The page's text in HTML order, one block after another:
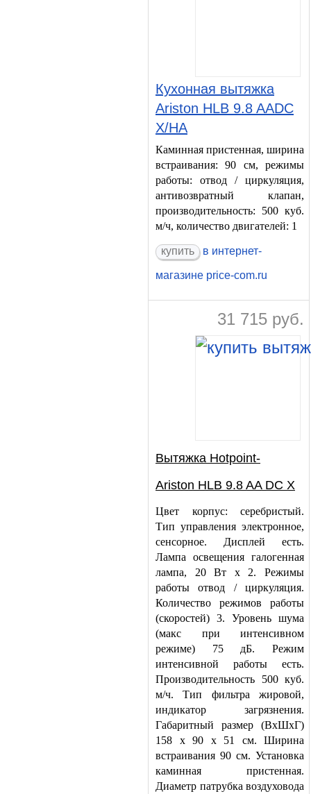
Кухонная вытяжка
Ariston HLB 9.8 AADC
X/HA
Каминная пристенная, ширина
встраивания: 90 см, режимы
работы: отвод / циркуляция,
антивозвратный клапан,
производительность: 500 куб.
м/ч, количество двигателей: 1
в интернет-
магазине price-com.ru
31 715 руб.
Вытяжка Hotpoint-
Ariston HLB 9.8 AA DC X
Цвет корпус: серебристый.
Тип управления электронное,
сенсорное. Дисплей есть.
Лампа освещения галогенная
лампа, 20 Вт х 2. Режимы
работы отвод / циркуляция.
Количество режимов работы
(скоростей) 3. Уровень шума
(макс при интенсивном
режиме) 75 дБ. Режим
интенсивной работы есть.
Производительность 500 куб.
м/ч. Тип фильтра жировой,
индикатор загрязнения.
Габаритный размер (ВхШхГ)
158 x 90 x 51 см. Ширина
встраивания 90 см. Установка
каминная пристенная.
Диаметр патрубка воздуховода